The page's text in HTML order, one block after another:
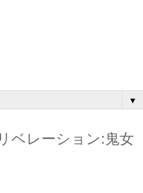
▼
ベレーション:鬼女